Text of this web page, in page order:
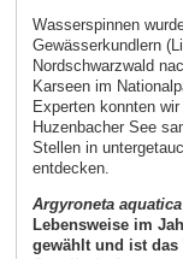
Wasserspinnen
Gewässerkundlern
Nordschwarzwald
Karseen im
Experten konnten
Huzenbacher See
Stellen in
entdecken.
Argyroneta aquatica
Lebensweise im
gewählt und ist